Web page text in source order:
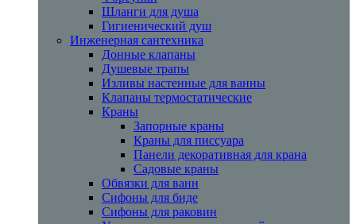
Шланги для душа
Гигиенический душ
Инженерная сантехника
Донные клапаны
Душевые трапы
Изливы настенные для ванны
Клапаны термостатические
Краны
Запорные краны
Краны для писсуара
Панели декоративная для крана
Садовые краны
Обвязки для ванн
Сифоны для биде
Сифоны для раковин